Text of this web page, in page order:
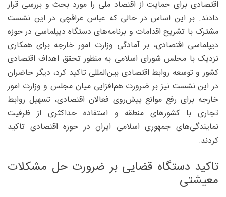
اقتصادی برای حمایت از اقتصاد ملی را مورد بحث و بررسی قرار
دادند. بر این اساس در حالی که عباس عراقچی در این نشست
مشترک با تشریح اقدامات و برنامه‌های دستگاه دیپلماسی در حوزه
دیپلماسی اقتصادی، بر آمادگی وزارت امور خارجه برای همکاری
نزدیک با مجلس شورای اسلامی به منظور تحقق اهداف اقتصادی
کشور و توسعه روابط اقتصادی بین‌المللی تاکید کرد، دیگر حاضران
در این نشست نیز بر ضرورت هم‌افزایی میان مجلس و وزارت امور
خارجه برای رفع موانع پیش‌روی فعالان اقتصادی، تسهیل روابط
تجاری با کشورهای منطقه و استفاده حداکثری از ظرفیت
نمایندگی‌های جمهوری اسلامی ایران در حوزه اقتصادی تاکید
کردند.
تاکید دستگاه قضایی بر ضرورت حل مشکلات
معیشتی